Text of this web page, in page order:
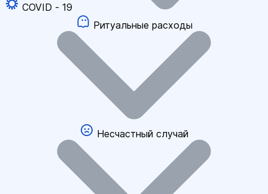
COVID - 19
Ритуальные расходы
Несчастный случай